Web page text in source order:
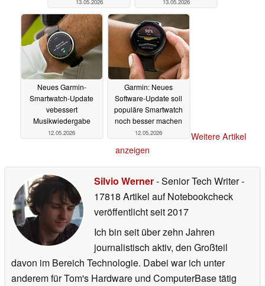
Neues Garmin-
Smartwatch-Update
vebessert
Musikwiedergabe
12.05.2026
Garmin: Neues
Software-Update soll
populäre Smartwatch
noch besser machen
12.05.2026
Weitere Artikel
anzeigen
Silvio Werner- Senior Tech Writer-
17818 Artikel auf Notebookcheck
veröffentlichtseit 2017
Ich bin seit über zehn Jahren
journalistisch aktiv, den Großteil
davon im Bereich Technologie. Dabei war ich unter
anderem für Tom's Hardware und ComputerBase tätig